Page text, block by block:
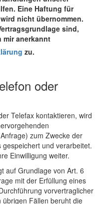
Eine Haftung für
nicht übernommen.
sind,
mir anerkannt
zu.
oder
Telefax kontaktieren, wird
zum Zwecke der
und verarbeitet.
Einwilligung weiter.
auf Grundlage von Art. 6
mit der Erfüllung eines
vorvertraglicher
Fällen beruht die